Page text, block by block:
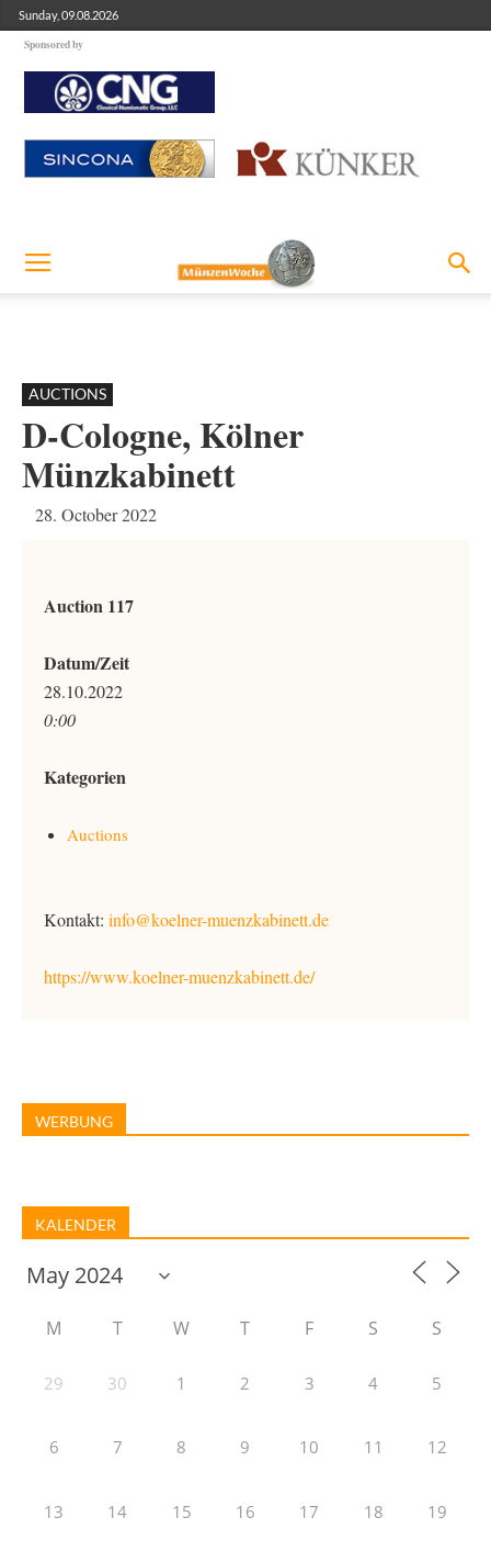
Sunday, 09.08.2026
Sponsored by
AUCTIONS
D-Cologne, Kölner
Münzkabinett
28. October 2022
Auction 117
Datum/Zeit
28.10.2022
0:00
Kategorien
Auctions
Kontakt: info@koelner-muenzkabinett.de
https://www.koelner-muenzkabinett.de/
WERBUNG
KALENDER
M T W T F S S
29 30 1 2 3 4 5
6 7 8 9 10 11 12
13 14 15 16 17 18 19